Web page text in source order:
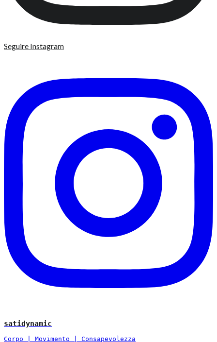
Seguire Instagram
satidynamic
Corpo | Movimento | Consapevolezza